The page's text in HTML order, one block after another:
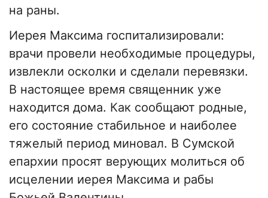
на раны.
Иерея Максима госпитализировали:
врачи провели необходимые процедуры,
извлекли осколки и сделали перевязки.
В настоящее время священник уже
находится дома. Как сообщают родные,
его состояние стабильное и наиболее
тяжелый период миновал. В Сумской
епархии просят верующих молиться об
исцелении иерея Максима и рабы